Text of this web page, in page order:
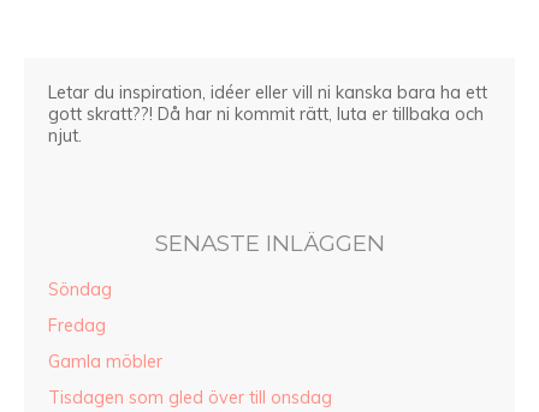
Letar du inspiration, idéer eller vill ni kanska bara ha ett
gott skratt??! Då har ni kommit rätt, luta er tillbaka och
njut.
SENASTE INLÄGGEN
Söndag
Fredag
Gamla möbler
Tisdagen som gled över till onsdag